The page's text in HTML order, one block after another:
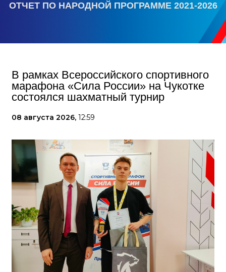
ОТЧЕТ ПО НАРОДНОЙ ПРОГРАММЕ 2021-2026
В рамках Всероссийского спортивного
марафона «Сила России» на Чукотке
состоялся шахматный турнир
08 августа 2026, 12:59